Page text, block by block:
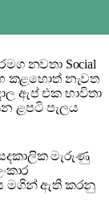
නවතා Social
කළහොත් නැවත
ඇප් එක භාවිතා
ළපටි පැලය
මැරුණු
මගින් ඇති කරනු